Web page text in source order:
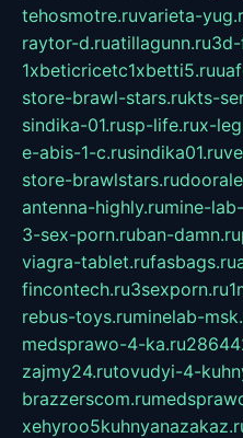
tehosmotre.ruvarieta-
raytor-d.ruatillagunn.ru
1xbeticricetc1xbetti5.ru
store-brawl-stars.rukts-
sindika-01.rusp-life.rux-
e-abis-1-c.rusindika01.ru
store-brawlstars.ru
antenna-highly.rumine-
3-sex-porn.ruban-damn.ru
viagra-tablet.rufasbags.ru
fincontech.ru3sexporn.ru
rebus-toys.ruminelab-
medsprawo-4-ka.ru
zajmy24.rutovudyi-4-
brazzerscom.ru